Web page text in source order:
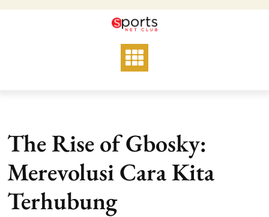
The Rise of Gbosky:
Merevolusi Cara Kita
Terhubung